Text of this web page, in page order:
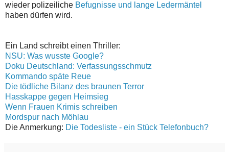
wieder polizeiliche Befugnisse und lange Ledermäntel
haben dürfen wird.
Ein Land schreibt einen Thriller:
NSU: Was wusste Google?
Doku Deutschland: Verfassungsschmutz
Kommando späte Reue
Die tödliche Bilanz des braunen Terror
Hasskappe gegen Heimsieg
Wenn Frauen Krimis schreiben
Mordspur nach Möhlau
Die Anmerkung: Die Todesliste - ein Stück Telefonbuch?